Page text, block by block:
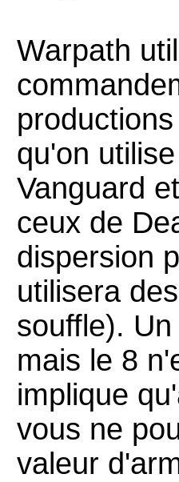
Warpath
qu'on
Vanguard
ceux de
dispersion
utilisera
souffle).
mais le 8
implique
vous ne
valeur